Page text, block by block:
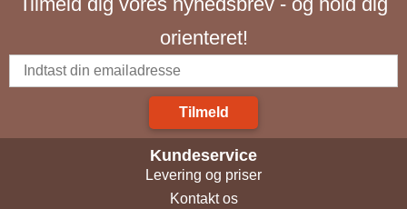
orienteret!
Tilmeld
Kundeservice
Levering og priser
Kontakt os